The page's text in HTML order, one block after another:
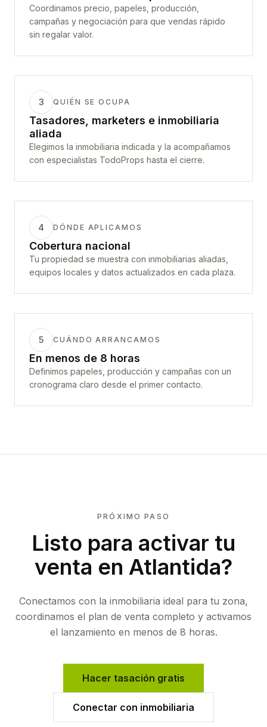
Coordinamos precio, papeles, producción,
campañas y negociación para que vendas rápido
sin regalar valor.
3 QUIÉN SE OCUPA
Tasadores, marketers e inmobiliaria
aliada
Elegimos la inmobiliaria indicada y la acompañamos
con especialistas TodoProps hasta el cierre.
4 DÓNDE APLICAMOS
Cobertura nacional
Tu propiedad se muestra con inmobiliarias aliadas,
equipos locales y datos actualizados en cada plaza.
5 CUÁNDO ARRANCAMOS
En menos de 8 horas
Definimos papeles, producción y campañas con un
cronograma claro desde el primer contacto.
PRÓXIMO PASO
Listo para activar tu
venta en Atlantida?
Conectamos con la inmobiliaria ideal para tu zona,
coordinamos el plan de venta completo y activamos
el lanzamiento en menos de 8 horas.
Hacer tasación gratis
Conectar con inmobiliaria